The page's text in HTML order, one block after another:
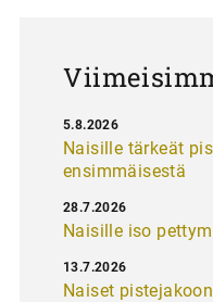
Naisille tärkeät
ensimmäisestä
5.8.2026
Naisille iso
28.7.2026
Naiset
13.7.2026